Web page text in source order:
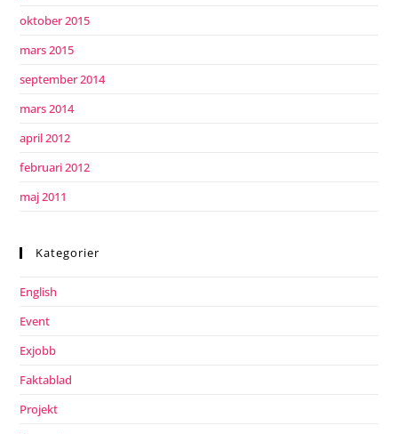
oktober 2015
mars 2015
september 2014
mars 2014
april 2012
februari 2012
maj 2011
Kategorier
English
Event
Exjobb
Faktablad
Projekt